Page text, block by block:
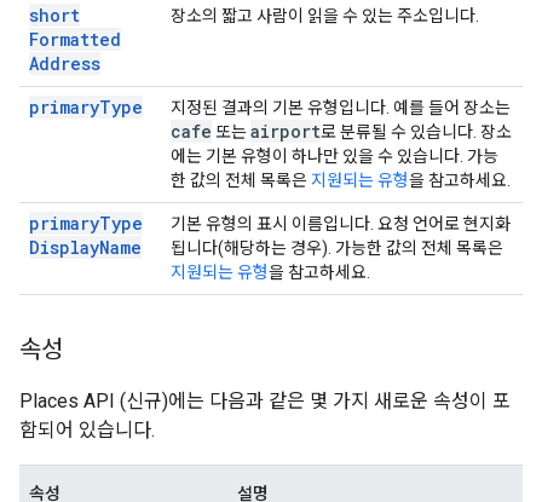
short
Formatted
Address
장소의 짧고 사람이 읽을 수 있는 주소입니다.
primaryType 지정된 결과의 기본 유형입니다. 예를 들어 장소는
cafe 또는airport로 분류될 수 있습니다. 장소
에는 기본 유형이 하나만 있을 수 있습니다. 가능
한 값의 전체 목록은지원되는 유형을 참고하세요.
primaryType
DisplayName
기본 유형의 표시 이름입니다. 요청 언어로 현지화
됩니다(해당하는 경우). 가능한 값의 전체 목록은
지원되는 유형을 참고하세요.
속성
Places API (신규)에는 다음과 같은 몇 가지 새로운 속성이 포
함되어 있습니다.
속성 설명